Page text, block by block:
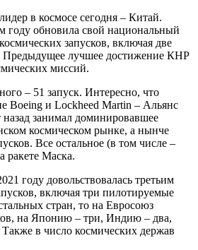
в космосе сегодня – Китай.
году обновила свой национальный
запусков, включая две
Предыдущее лучшее достижение КНР
миссий.
– 51 запуск. Интересно, что
Boeing и Lockheed Martin – Альянс
занимал доминировавшее
космическом рынке, а нынче
Все остальное (в том числе –
ракете Маска.
году довольствовалась третьим
включая три пилотируемые
стран, то на Евросоюз
на Японию – три, Индию – два,
в число космических держав